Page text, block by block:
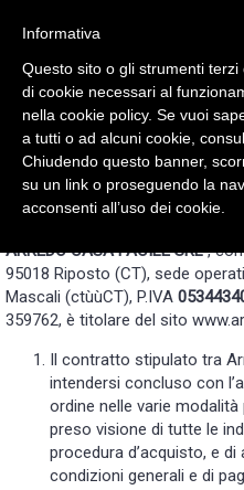
Termini e condizioni
ARREDO CASA FACILE SRL,
95018 Riposto (CT), sede
Mascali (ctùùCT), P.IVA
359762, è titolare del sito
Il contratto stipulato tra
intendersi concluso con
ordine nelle varie
preso visione di tutte le
procedura d’acquisto, e
condizioni generali e di
Informativa
Questo sito o gli strumenti
di cookie necessari al
nella cookie policy. Se vuoi
a tutti o ad alcuni cookie,
Chiudendo questo banner,
su un link o proseguendo la
acconsenti all’uso dei cookie.